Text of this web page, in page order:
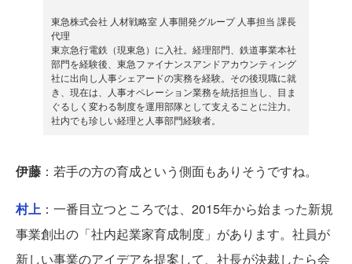
東急株式会社 人材戦略室 人事開発グループ 人事担当 課長
代理
東京急行電鉄（現東急）に入社。経理部門、鉄道事業本社
部門を経験後、東急ファイナンスアンドアカウンティング
社に出向し人事シェアードの実務を経験。その後現職に就
き、現在は、人事オペレーション業務を統括担当し、目ま
ぐるしく変わる制度を運用部隊として支えることに注力。
社内でも珍しい経理と人事部門経験者。
伊藤 ：若手の方の育成という側面もありそうですね。
村上 ：一番目立つところでは、2015年から始まった新規
事業創出の「社内起業家育成制度」があります。社員が
新しい事業のアイデアを提案して、社長が決裁したら会